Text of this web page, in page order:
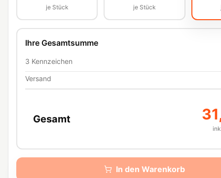
je Stück je Stück
Ihre Gesamtsumme
3 Kennzeichen
Versand
Gesamt
In den Warenkorb